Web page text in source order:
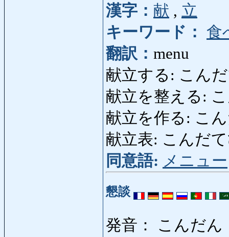
漢字： 献 , 立
キーワード：
食
翻訳： menu
献立する: こんだ
献立を整える:
献立を作る: こ
献立表: こんだ
同意語: メニュー
懇談
発音： こんだん